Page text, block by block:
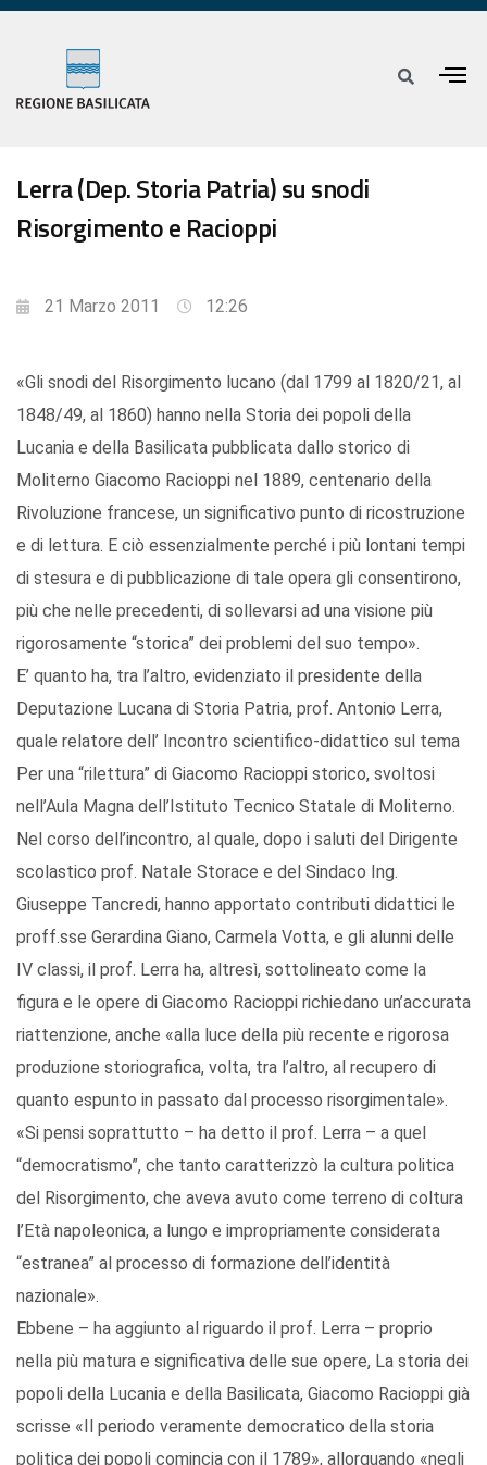
Lerra (Dep. Storia Patria) su snodi
Risorgimento e Racioppi
21 Marzo 2011 12:26
«Gli snodi del Risorgimento lucano (dal 1799 al 1820/21, al
1848/49, al 1860) hanno nella Storia dei popoli della
Lucania e della Basilicata pubblicata dallo storico di
Moliterno Giacomo Racioppi nel 1889, centenario della
Rivoluzione francese, un significativo punto di ricostruzione
e di lettura. E ciò essenzialmente perché i più lontani tempi
di stesura e di pubblicazione di tale opera gli consentirono,
più che nelle precedenti, di sollevarsi ad una visione più
rigorosamente “storica” dei problemi del suo tempo».
E’ quanto ha, tra l’altro, evidenziato il presidente della
Deputazione Lucana di Storia Patria, prof. Antonio Lerra,
quale relatore dell’ Incontro scientifico-didattico sul tema
Per una “rilettura” di Giacomo Racioppi storico, svoltosi
nell’Aula Magna dell’Istituto Tecnico Statale di Moliterno.
Nel corso dell’incontro, al quale, dopo i saluti del Dirigente
scolastico prof. Natale Storace e del Sindaco Ing.
Giuseppe Tancredi, hanno apportato contributi didattici le
proff.sse Gerardina Giano, Carmela Votta, e gli alunni delle
IV classi, il prof. Lerra ha, altresì, sottolineato come la
figura e le opere di Giacomo Racioppi richiedano un’accurata
riattenzione, anche «alla luce della più recente e rigorosa
produzione storiografica, volta, tra l’altro, al recupero di
quanto espunto in passato dal processo risorgimentale».
«Si pensi soprattutto – ha detto il prof. Lerra – a quel
“democratismo”, che tanto caratterizzò la cultura politica
del Risorgimento, che aveva avuto come terreno di coltura
l’Età napoleonica, a lungo e impropriamente considerata
“estranea” al processo di formazione dell’identità
nazionale».
Ebbene – ha aggiunto al riguardo il prof. Lerra – proprio
nella più matura e significativa delle sue opere, La storia dei
popoli della Lucania e della Basilicata, Giacomo Racioppi già
scrisse «Il periodo veramente democratico della storia
politica dei popoli comincia con il 1789», allorquando «negli